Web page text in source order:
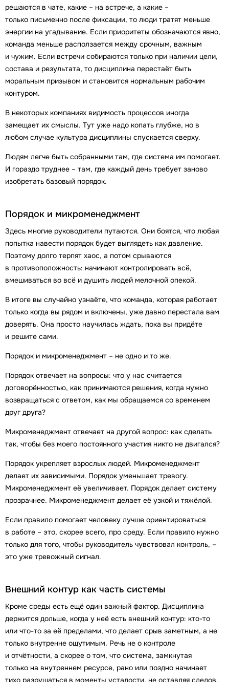
решаются в чате, какие – на встрече, а какие –
только письменно после фиксации, то люди тратят меньше
энергии на угадывание. Если приоритеты обозначаются явно,
команда меньше расползается между срочным, важным
и чужим. Если встречи собираются только при наличии цели,
состава и результата, то дисциплина перестаёт быть
моральным призывом и становится нормальным рабочим
контуром.
В некоторых компаниях видимость процессов иногда
замещает их смыслы. Тут уже надо копать глубже, но в
любом случае культура дисциплины спускается сверху.
Людям легче быть собранными там, где система им помогает.
И гораздо труднее – там, где каждый день требует заново
изобретать базовый порядок.
Порядок и микроменеджмент
Здесь многие руководители путаются. Они боятся, что любая
попытка навести порядок будет выглядеть как давление.
Поэтому долго терпят хаос, а потом срываются
в противоположность: начинают контролировать всё,
вмешиваться во всё и душить людей мелочной опекой.
В итоге вы случайно узнаёте, что команда, которая работает
только когда вы рядом и включены, уже давно перестала вам
доверять. Она просто научилась ждать, пока вы придёте
и решите сами.
Порядок и микроменеджмент – не одно и то же.
Порядок отвечает на вопросы: что у нас считается
договорённостью, как принимаются решения, когда нужно
возвращаться с ответом, как мы обращаемся со временем
друг друга?
Микроменеджмент отвечает на другой вопрос: как сделать
так, чтобы без моего постоянного участия никто не двигался?
Порядок укрепляет взрослых людей. Микроменеджмент
делает их зависимыми. Порядок уменьшает тревогу.
Микроменеджмент её увеличивает. Порядок делает систему
прозрачнее. Микроменеджмент делает её узкой и тяжёлой.
Если правило помогает человеку лучше ориентироваться
в работе – это, скорее всего, про среду. Если правило нужно
только для того, чтобы руководитель чувствовал контроль, –
это уже тревожный сигнал.
Внешний контур как часть системы
Кроме среды есть ещё один важный фактор. Дисциплина
держится дольше, когда у неё есть внешний контур: кто-то
или что-то за её пределами, что делает срыв заметным, а не
только внутренне ощутимым. Речь не о контроле
и отчётности, а скорее о том, что система, замкнутая
только на внутреннем ресурсе, рано или поздно начинает
тихо разрушаться в моменты усталости, не оставляя следов.